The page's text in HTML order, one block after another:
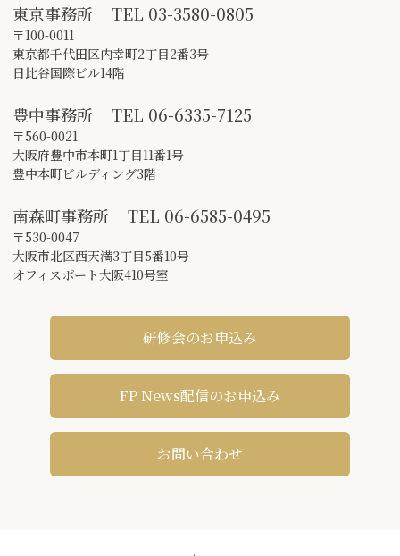
東京事務所 TEL 03-3580-0805
〒100-0011
東京都千代田区内幸町2丁目2番3号
日比谷国際ビル14階
豊中事務所 TEL 06-6335-7125
〒560-0021
大阪府豊中市本町1丁目11番1号
豊中本町ビルディング3階
南森町事務所 TEL 06-6585-0495
〒530-0047
大阪市北区西天満3丁目5番10号
オフィスポート大阪410号室
研修会のお申込み
FP News配信のお申込み
お問い合わせ